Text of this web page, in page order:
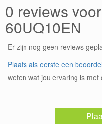
0 reviews
60UQ10EN
Er zijn nog geen reviews
Plaats als eerste een
weten wat jou ervaring is met